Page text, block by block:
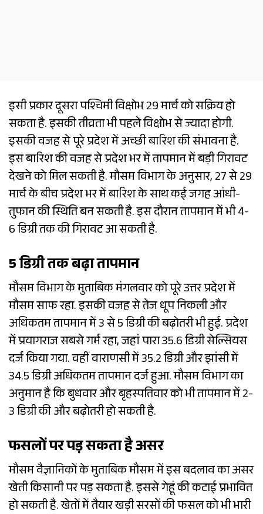
इसी प्रकार दूसरा पश्चिमी विक्षोभ 29 मार्च को सक्रिय हो
सकता है. इसकी तीव्रता भी पहले विक्षोभ से ज्यादा होगी.
इसकी वजह से पूरे प्रदेश में अच्छी बारिश की संभावना है.
इस बारिश की वजह से प्रदेश भर में तापमान में बड़ी गिरावट
देखने को मिल सकती है. मौसम विभाग के अनुसार, 27 से 29
मार्च के बीच प्रदेश भर में बारिश के साथ कई जगह आंधी-
तुफान की स्थिति बन सकती है. इस दौरान तापमान में भी 4-
6 डिग्री तक की गिरावट आ सकती है.
5 डिग्री तक बढ़ा तापमान
मौसम विभाग के मुताबिक मंगलवार को पूरे उत्तर प्रदेश में
मौसम साफ रहा. इसकी वजह से तेज धूप निकली और
अधिकतम तापमान में 3 से 5 डिग्री की बढ़ोतरी भी हुई. प्रदेश
में प्रयागराज सबसे गर्म रहा, जहां पारा 35.6 डिग्री सेल्सियस
दर्ज किया गया. वहीं वाराणसी में 35.2 डिग्री और झांसी में
34.5 डिग्री अधिकतम तापमान दर्ज हुआ. मौसम विभाग का
अनुमान है कि बुधवार और बृहस्पतिवार को भी तापमान में 2-
3 डिग्री की और बढ़ोतरी हो सकती है.
फसलों पर पड़ सकता है असर
मौसम वैज्ञानिकों के मुताबिक मौसम में इस बदलाव का असर
खेती किसानी पर पड़ सकता है. इससे गेहूं की कटाई प्रभावित
हो सकती है. खेतों में तैयार खड़ी सरसों की फसल को भी भारी